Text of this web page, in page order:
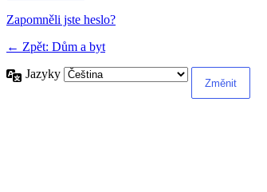
Alternative:
Zapomněli jste heslo?
← Zpět: Dům a byt
Jazyky